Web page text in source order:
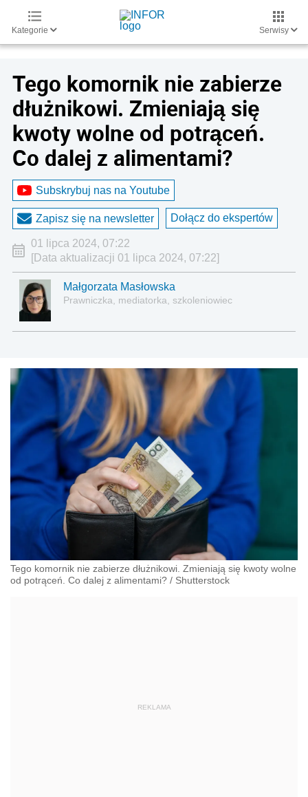
Kategorie Serwisy
Tego komornik nie zabierze
dłużnikowi. Zmieniają się
kwoty wolne od potrąceń.
Co dalej z alimentami?
Subskrybuj nas na Youtube
Zapisz się na newsletter Dołącz do ekspertów
01 lipca 2024, 07:22
[Data aktualizacji 01 lipca 2024, 07:22]
Małgorzata Masłowska
Prawniczka, mediatorka, szkoleniowiec
Tego komornik nie zabierze dłużnikowi. Zmieniają się kwoty wolne
od potrąceń. Co dalej z alimentami? / Shutterstock